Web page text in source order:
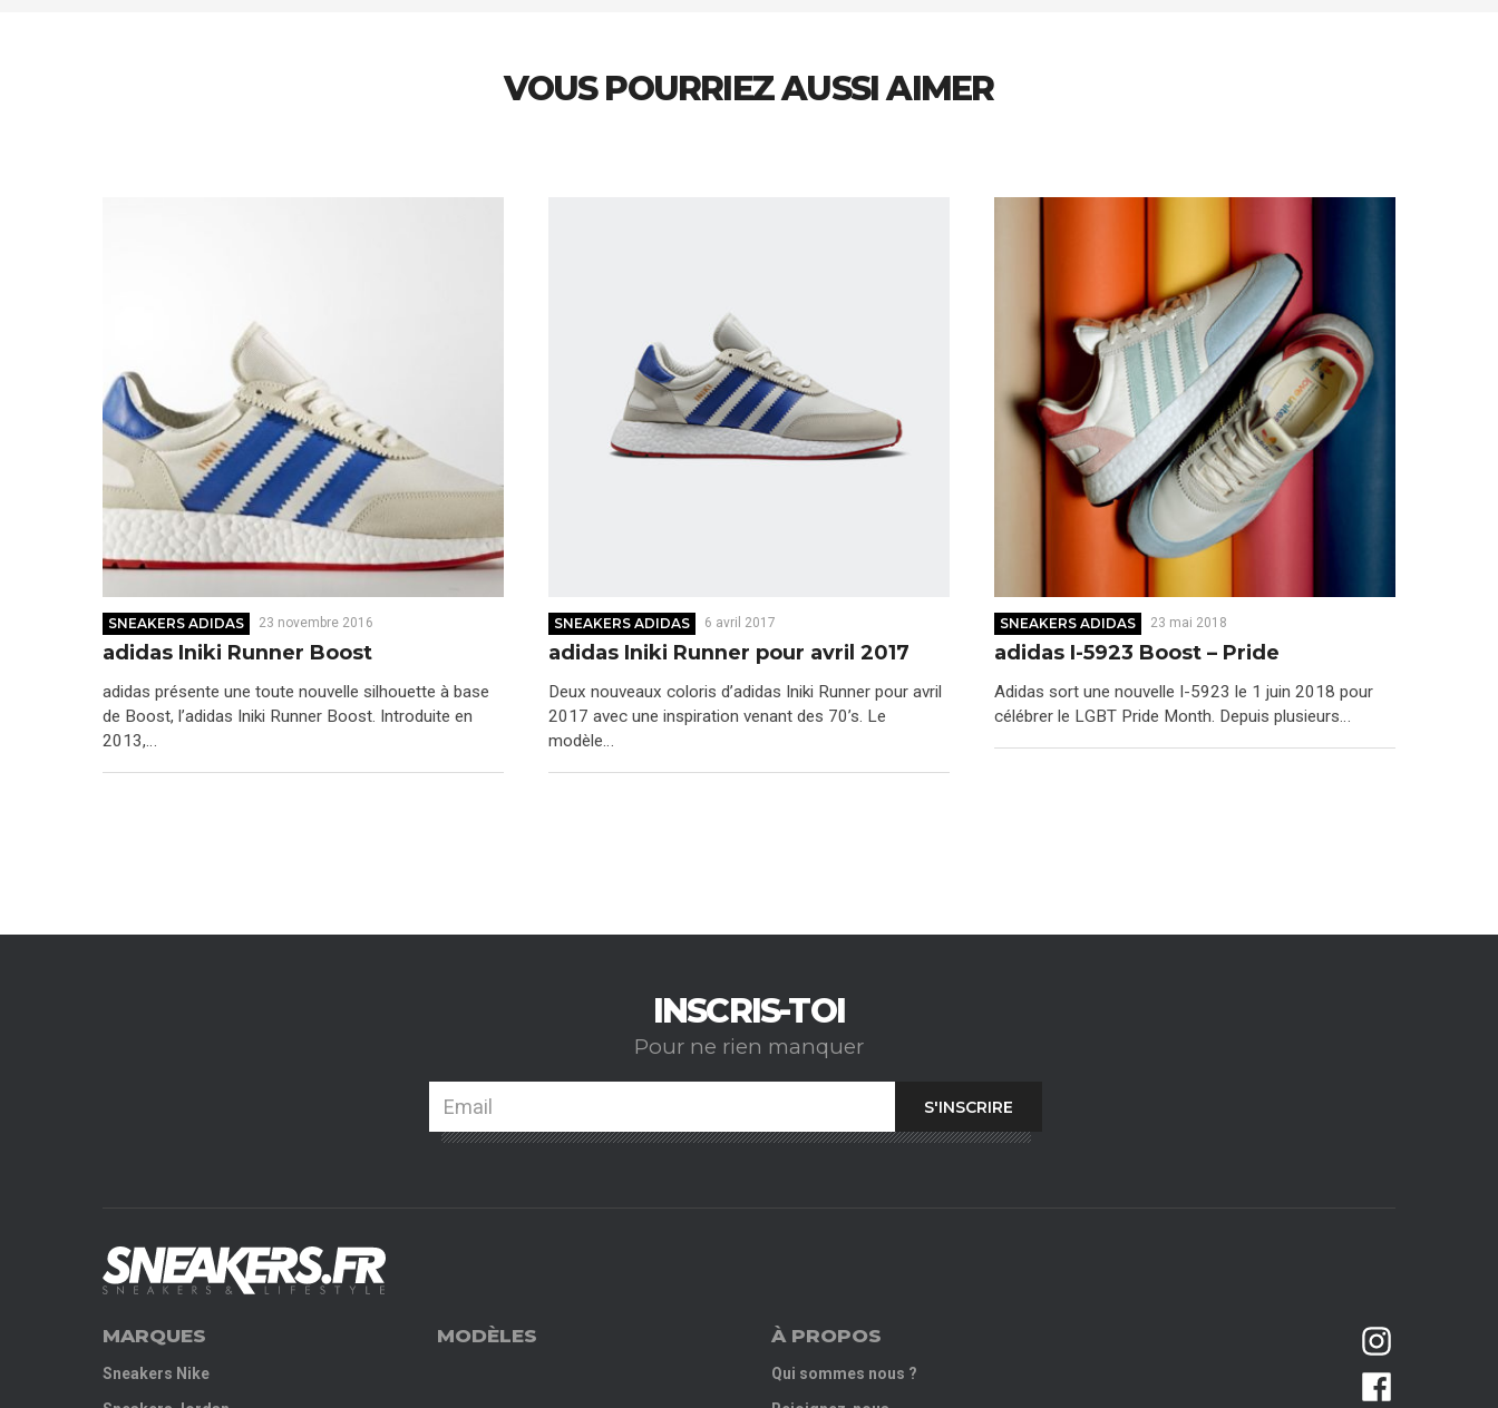
VOUS POURRIEZ AUSSI AIMER
SNEAKERS ADIDAS 23 novembre 2016
adidas Iniki Runner Boost
adidas présente une toute nouvelle silhouette à base
de Boost, l’adidas Iniki Runner Boost. Introduite en
2013,…
SNEAKERS ADIDAS 6 avril 2017
adidas Iniki Runner pour avril 2017
Deux nouveaux coloris d’adidas Iniki Runner pour avril
2017 avec une inspiration venant des 70’s. Le
modèle…
SNEAKERS ADIDAS 23 mai 2018
adidas I-5923 Boost – Pride
Adidas sort une nouvelle I-5923 le 1 juin 2018 pour
célébrer le LGBT Pride Month. Depuis plusieurs…
INSCRIS-TOI
Pour ne rien manquer
MARQUES
Sneakers Nike
MODÈLES À PROPOS
Qui sommes nous ?